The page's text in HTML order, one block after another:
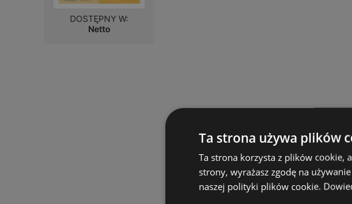
DOSTĘPNY W:
Netto
Ta strona używa plików
Ta strona korzysta z plików cookie,
strony, wyrażasz zgodę na
naszej polityki plików cookie.